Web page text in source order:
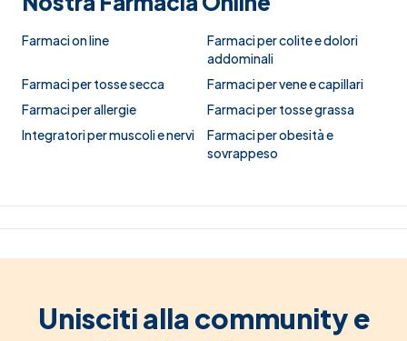
Farmaci on line
Farmaci per colite e dolori
addominali
Farmaci per tosse secca
Farmaci per vene e capillari
Farmaci per allergie
Farmaci per tosse grassa
Integratori per muscoli e nervi
Farmaci per obesità e
sovrappeso
Unisciti alla community e